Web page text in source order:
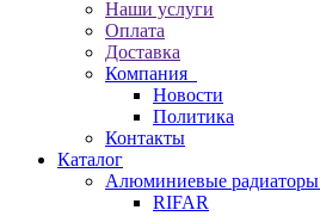
Наши услуги
Оплата
Доставка
Компания
Новости
Политика
Контакты
Каталог
Алюминиевые радиаторы
RIFAR